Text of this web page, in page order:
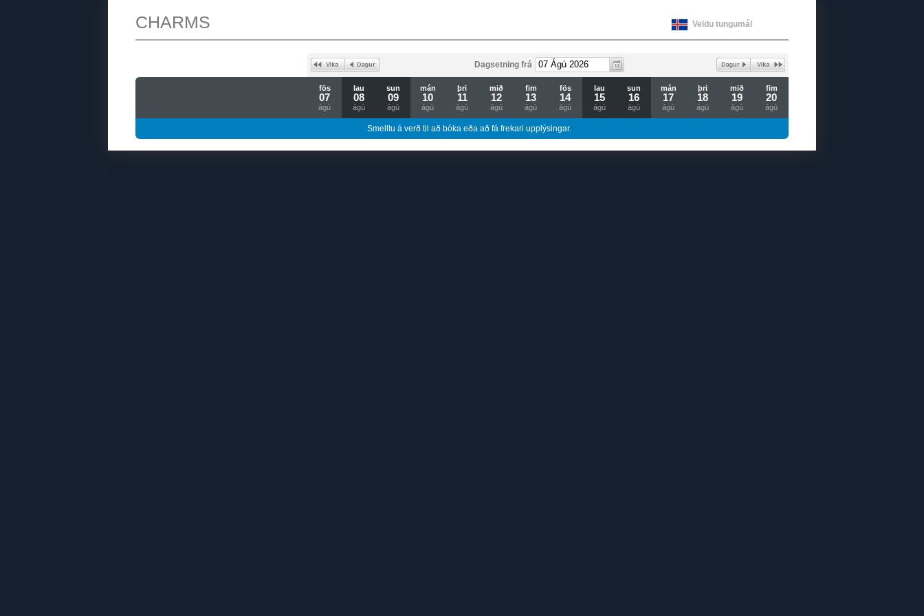
Veldu tungumál
CHARMS
Dagsetning frá
fös
07
ágú
lau
08
ágú
sun
09
ágú
mán
10
ágú
þri
11
ágú
mið
12
ágú
fim
13
ágú
fös
14
ágú
lau
15
ágú
sun
16
ágú
mán
17
ágú
þri
18
ágú
mið
19
ágú
fim
20
ágú
Smelltu á verð til að bóka eða að fá frekari upplýsingar.